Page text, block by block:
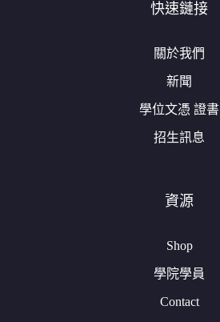
快速鏈接
關於我們
新聞
學位文憑 證書
招生訊息
資源
Shop
學院學員
Contact